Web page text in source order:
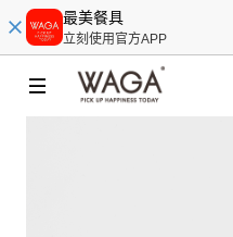
最美餐具
立刻使用官方APP